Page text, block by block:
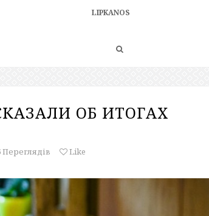
LIPKANOS
ОБ ИТОГАХ
Переглядів Like